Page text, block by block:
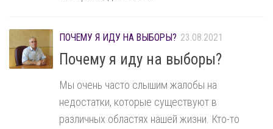
ПОЧЕМУ Я ИДУ НА ВЫБОРЫ? 23.08.2021
Почему я иду на выборы?
Мы очень часто слышим жалобы на
недостатки, которые существуют в
различных областях нашей жизни. Кто-то